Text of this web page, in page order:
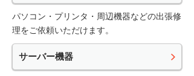
パソコン・プリンタ・周辺機器などの出張修
理をご依頼いただけます。
サーバー機器